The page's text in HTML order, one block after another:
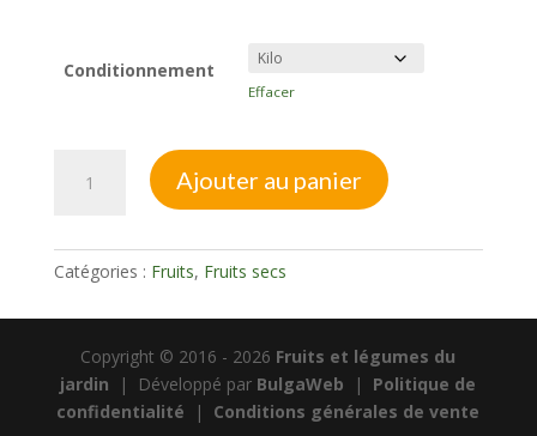
Conditionnement
Effacer
de
cajoux
Ajouter au panier
Catégories : Fruits, Fruits secs
Copyright © 2016 - 2026 Fruits et légumes du
jardin
| Développé par BulgaWeb |
Politique de
confidentialité
| Conditions générales de vente